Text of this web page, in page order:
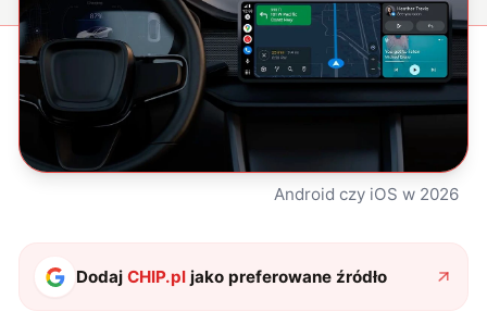
Android czy iOS w 2026
DodajCHIP.pl jako preferowane źródło